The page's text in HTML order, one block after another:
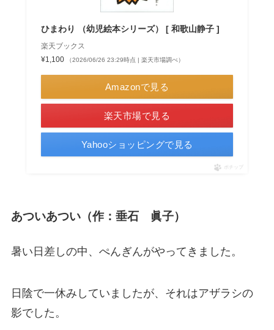
ひまわり （幼児絵本シリーズ） [ 和歌山静子 ]
楽天ブックス
¥1,100
（2026/06/26 23:29時点 | 楽天市場調べ）
Amazonで見る
楽天市場で見る
Yahooショッピングで見る
ポチップ
あついあつい（作：垂石 眞子）
暑い日差しの中、ぺんぎんがやってきました。
日陰で一休みしていましたが、それはアザラシの
影でした。